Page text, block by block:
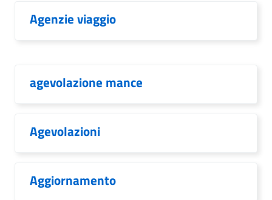
Agenzie viaggio
agevolazione mance
Agevolazioni
Aggiornamento